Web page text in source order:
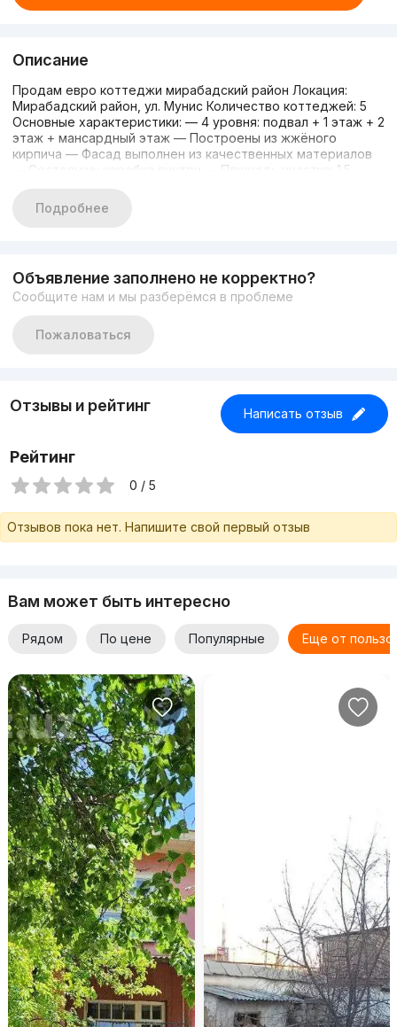
Описание
Продам евро коттеджи мирабадский район Локация:
Мирабадский район, ул. Мунис Количество коттеджей: 5
Основные характеристики: — 4 уровня: подвал + 1 этаж + 2
этаж + мансардный этаж — Построены из жжёного
кирпича — Фасад выполнен из качественных материалов
— Состояние: коробка внутри — Площадь участка: 1.5
Планировка: Подвал: — Просторный open space room —
Котельная — Прачечная 1 этаж: — Мастер-спальня с
— Просторный open space room
Подробнее
Объявление заполнено не корректно?
Сообщите нам и мы разберёмся в проблеме
Пожаловаться
Отзывы и рейтинг Написать отзыв
Рейтинг
0 / 5
Отзывов пока нет. Напишите свой первый отзыв
Вам может быть интересно
Рядом По цене Популярные Еще от